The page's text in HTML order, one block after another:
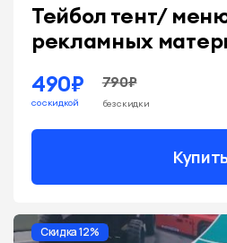
Тейбол тент/
рекламных
490₽
со скидкой
790₽
без скидки
Скидка 12%